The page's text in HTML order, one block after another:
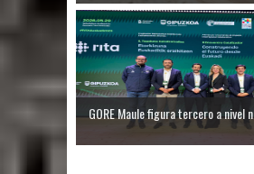
GORE Maule figura tercero a nivel n...